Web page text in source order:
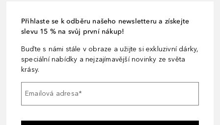
Přihlaste se k odběru našeho newsletteru a získejte
slevu 15 % na svůj první nákup!
Buďte s námi stále v obraze a užijte si exkluzivní dárky,
speciální nabídky a nejzajímavější novinky ze světa
krásy.
Emailová adresa*